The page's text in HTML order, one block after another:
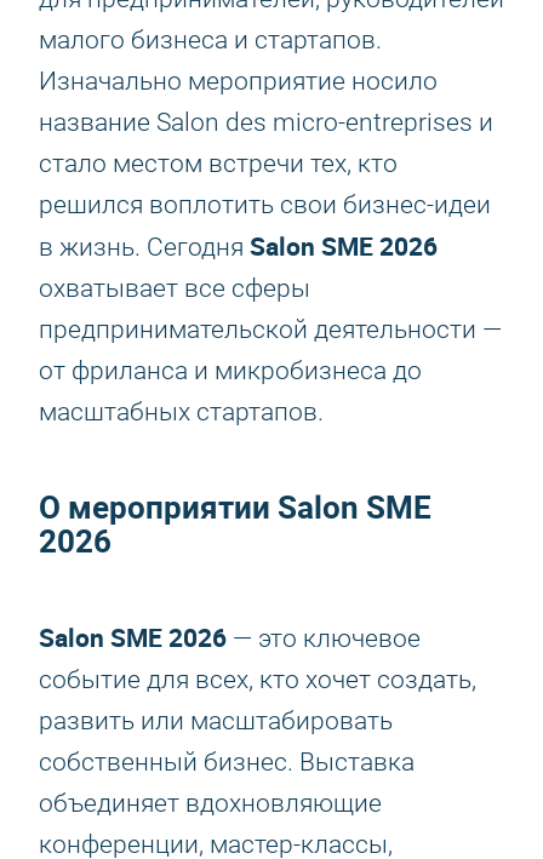
малого бизнеса и стартапов.
Изначально мероприятие носило
название Salon des micro-entreprises и
стало местом встречи тех, кто
решился воплотить свои бизнес-идеи
в жизнь. Сегодня Salon SME 2026
охватывает все сферы
предпринимательской деятельности —
от фриланса и микробизнеса до
масштабных стартапов.
О мероприятии Salon SME
2026
Salon SME 2026 — это ключевое
событие для всех, кто хочет создать,
развить или масштабировать
собственный бизнес. Выставка
объединяет вдохновляющие
конференции, мастер-классы,